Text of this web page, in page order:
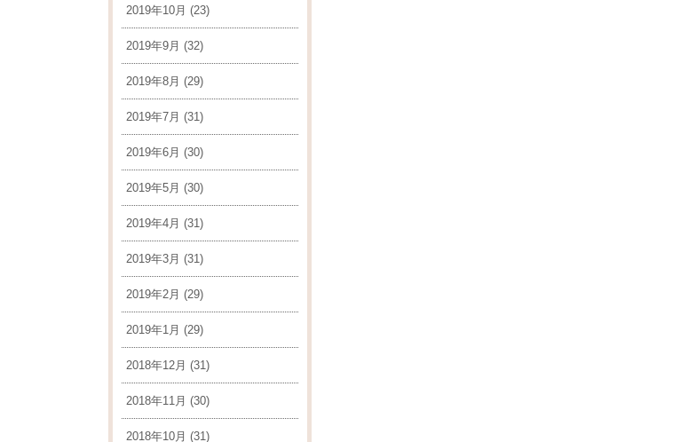
2019年10月 (23)
2019年9月 (32)
2019年8月 (29)
2019年7月 (31)
2019年6月 (30)
2019年5月 (30)
2019年4月 (31)
2019年3月 (31)
2019年2月 (29)
2019年1月 (29)
2018年12月 (31)
2018年11月 (30)
2018年10月 (31)